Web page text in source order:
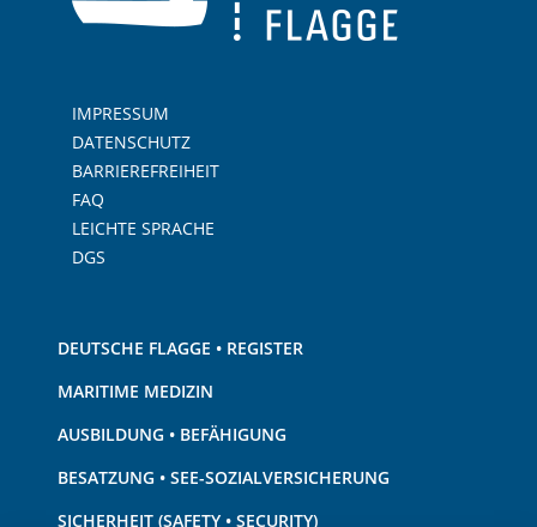
IMPRESSUM
DATENSCHUTZ
BARRIEREFREIHEIT
FAQ
LEICHTE SPRACHE
DGS
DEUTSCHE FLAGGE • REGISTER
MARITIME MEDIZIN
AUSBILDUNG • BEFÄHIGUNG
BESATZUNG • SEE-SOZIALVERSICHERUNG
SICHERHEIT (SAFETY • SECURITY)